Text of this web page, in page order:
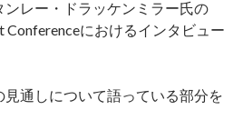
レー・ドラッケンミラー氏の
Conferenceにおけるインタビュー
通しについて語っている部分を